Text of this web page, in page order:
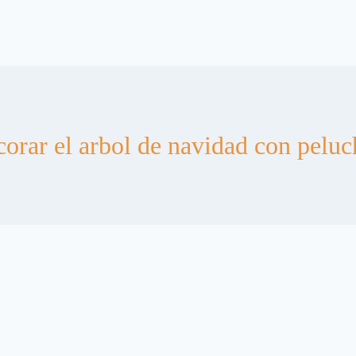
el arbol de navidad con